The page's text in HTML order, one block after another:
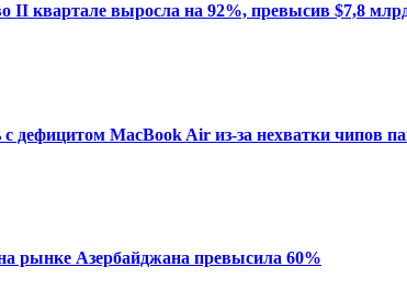
II квартале выросла на 92%, превысив $7,8
с дефицитом MacBook Air из-за нехватки чипов
рынке Азербайджана превысила 60%